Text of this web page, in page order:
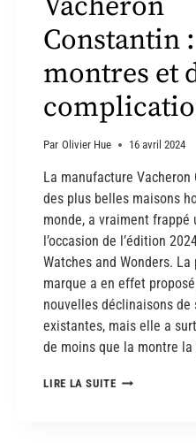
Vacheron
Constantin
montres et
Par Olivier Hue 16 avril 2024
La manufacture Vacheron
des plus belles maisons
monde, a vraiment frappé
l’occasion de l’édition
Watches and Wonders.
marque a en effet
nouvelles déclinaisons
existantes, mais elle a
de moins que la montre la
LIRE LA SUITE